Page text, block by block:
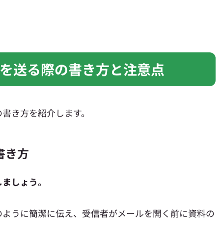
送る際の書き方と注意点
き方を紹介します。
き方
しょう。
うに簡潔に伝え、受信者がメールを開く前に資料の